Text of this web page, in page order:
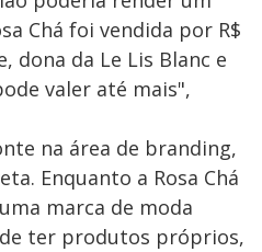
Chá foi vendida por R$
dona da Le Lis Blanc e
valer até mais",
na área de branding,
Enquanto a Rosa Chá
marca de moda
ter produtos próprios,